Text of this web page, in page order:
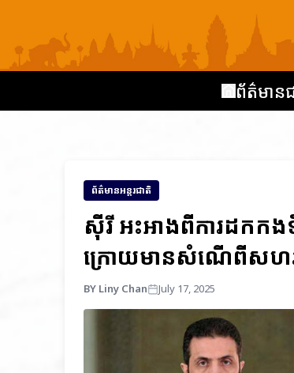
ព័ត៌មាន
ព័ត៌មានអន្តរជាតិ
ស៊ីរី អះអាងពីការដកក
ក្រោយមានសំណើពីសហរដ្
BY Liny Chan July 17, 2025